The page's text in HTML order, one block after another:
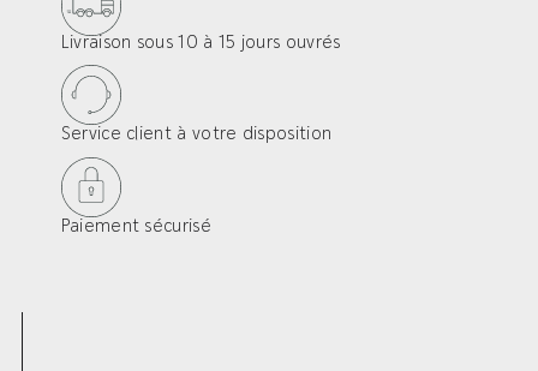
lames
Livraison sous 10 à 15 jours ouvrés
Service client à votre disposition
Paiement sécurisé